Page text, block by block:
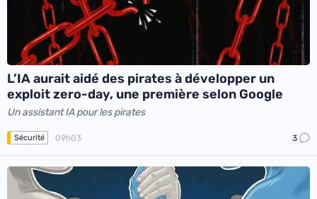
L’IA aurait aidé des pirates à développer un
exploit zero-day, une première selon Google
Un assistant IA pour les pirates
Sécurité 09h03 3